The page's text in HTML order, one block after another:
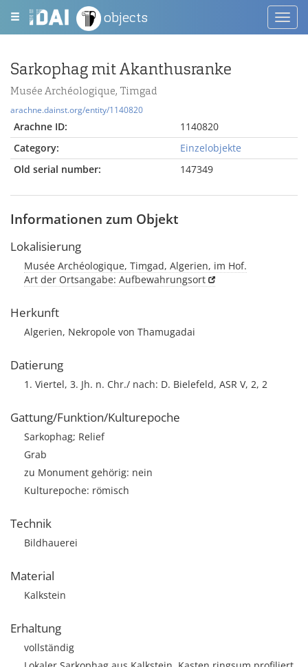
objects
Sarkophag mit Akanthusranke
Musée Archéologique, Timgad
arachne.dainst.org/entity/1140820
Arachne ID:
1140820
Category:
Einzelobjekte
Old serial number:
147349
Informationen zum Objekt
Lokalisierung
Musée Archéologique, Timgad, Algerien, im Hof.
Art der Ortsangabe: Aufbewahrungsort
Herkunft
Algerien, Nekropole von Thamugadai
Datierung
1. Viertel, 3. Jh. n. Chr./ nach: D. Bielefeld, ASR V, 2, 2
Gattung/Funktion/Kulturepoche
Sarkophag; Relief
Grab
zu Monument gehörig: nein
Kulturepoche: römisch
Technik
Bildhauerei
Material
Kalkstein
Erhaltung
vollständig